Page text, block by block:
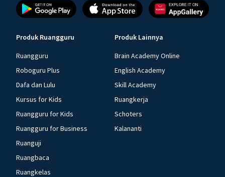
Produk Ruangguru
Ruangguru
Roboguru Plus
Dafa dan Lulu
Kursus for Kids
Ruangguru for Kids
Ruangguru for Business
Ruanguji
Ruangbaca
Ruangkelas
Produk Lainnya
Brain Academy Online
English Academy
Skill Academy
Ruangkerja
Schoters
Kalananti